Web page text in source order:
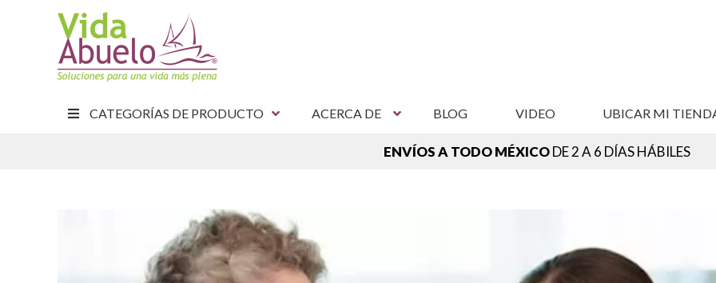
CATEGORÍAS DE PRODUCTO ACERCA DE BLOG VIDEO UBICAR MI
ENVÍOS A TODO MÉXICODE 2 A 6 DÍAS HÁBILES